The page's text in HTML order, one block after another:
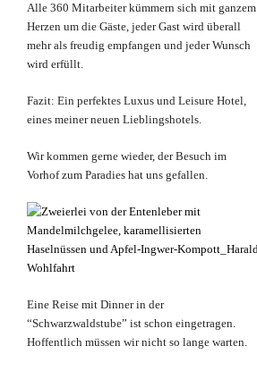
Alle 360 Mitarbeiter kümmern sich mit ganzem
Herzen um die Gäste, jeder Gast wird überall
mehr als freudig empfangen und jeder Wunsch
wird erfüllt.
Fazit: Ein perfektes Luxus und Leisure Hotel,
eines meiner neuen Lieblingshotels.
Wir kommen gerne wieder, der Besuch im
Vorhof zum Paradies hat uns gefallen.
Eine Reise mit Dinner in der
“Schwarzwaldstube” ist schon eingetragen.
Hoffentlich müssen wir nicht so lange warten.